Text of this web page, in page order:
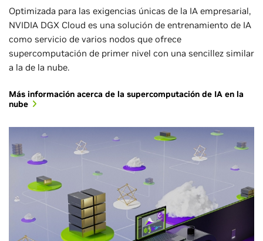
Optimizada para las exigencias únicas de la IA empresarial,
NVIDIA DGX Cloud es una solución de entrenamiento de IA
como servicio de varios nodos que ofrece
supercomputación de primer nivel con una sencillez similar
a la de la nube.
Más información acerca de la supercomputación de IA en la
nube